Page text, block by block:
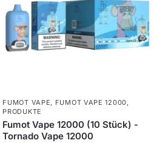
FUMOT VAPE, FUMOT VAPE 12000,
PRODUKTE
Fumot Vape 12000 (10 Stück) -
Tornado Vape 12000